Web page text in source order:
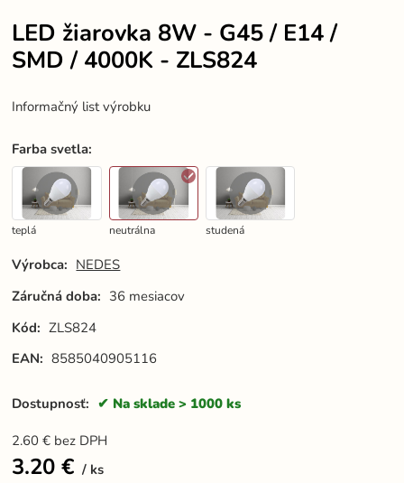
LED žiarovka 8W - G45 / E14 /
SMD / 4000K - ZLS824
Informačný list výrobku
Farba svetla:
teplá neutrálna studená
Výrobca: NEDES
Záručná doba: 36 mesiacov
Kód: ZLS824
EAN: 8585040905116
Dostupnosť: Na sklade > 1000 ks
2.60 € bez DPH
3.20 € ks